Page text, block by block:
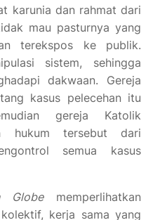
karunia dan rahmat dari
mau pasturnya yang
terekspos ke publik.
sistem, sehingga
dakwaan. Gereja
kasus pelecehan itu
gereja Katolik
hukum tersebut dari
semua kasus
Globememperlihatkan
kerja sama yang